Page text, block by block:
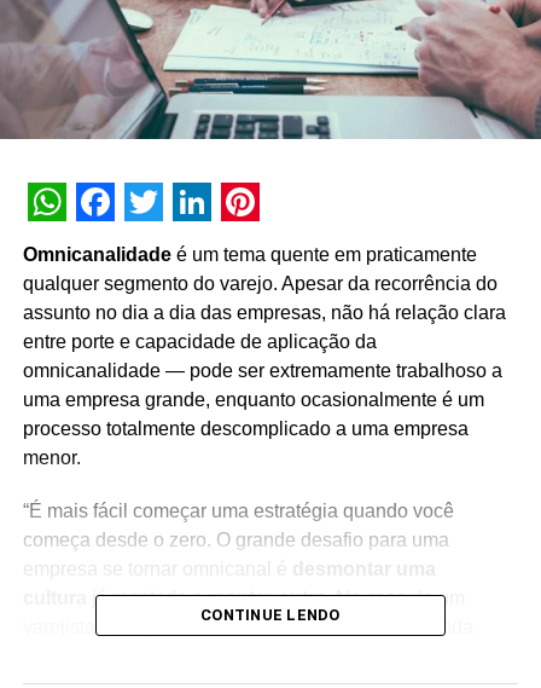
WhatsApp
Facebook
Twitter
LinkedIn
Pinterest
Omnicanalidadeé um tema quente em praticamente
qualquer segmento do varejo. Apesar da recorrência do
assunto no dia a dia das empresas, não há relação clara
entre porte e capacidade de aplicação da
omnicanalidade — pode ser extremamente trabalhoso a
uma empresa grande, enquanto ocasionalmente é um
processo totalmente descomplicado a uma empresa
menor.
“É mais fácil começar uma estratégia quando você
começa desde o zero. O grande desafio para uma
desmontar uma
já montada emontar outra. No caso de um
varejista que quer atuar no mundo online e na venda
CONTINUE LENDO